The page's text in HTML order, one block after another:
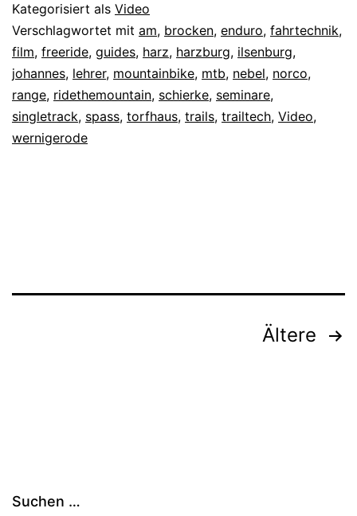
Kategorisiert als Video
Verschlagwortet mit am, brocken, enduro, fahrtechnik,
film, freeride, guides, harz, harzburg, ilsenburg,
johannes, lehrer, mountainbike, mtb, nebel, norco,
range, ridethemountain, schierke, seminare,
singletrack, spass, torfhaus, trails, trailtech, Video,
wernigerode
Seitennummerierung
Ältere
Suchen …